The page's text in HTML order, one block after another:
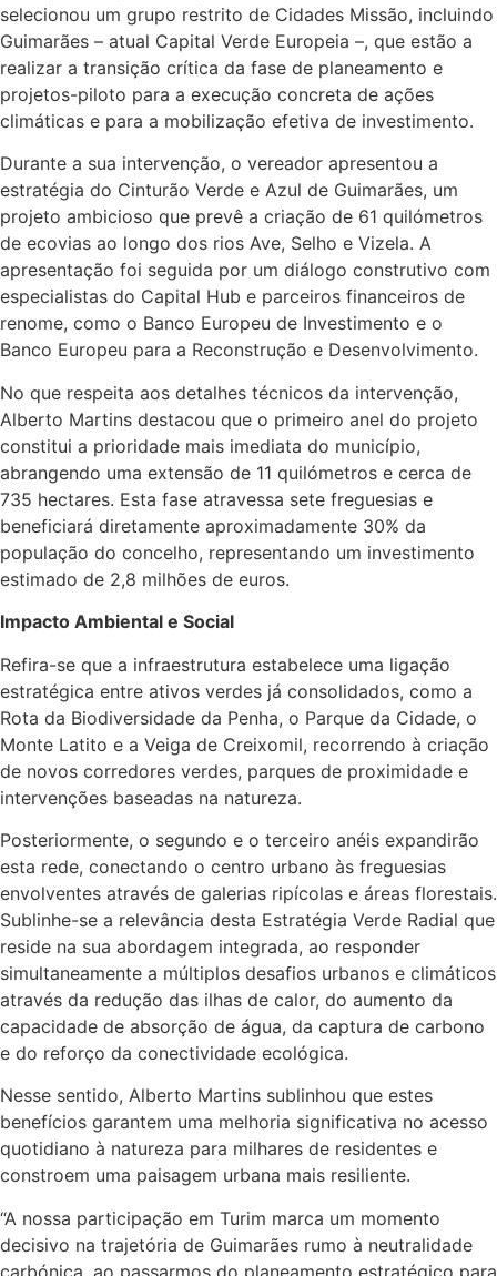
selecionou um grupo restrito de Cidades Missão, incluindo
Guimarães – atual Capital Verde Europeia –, que estão a
realizar a transição crítica da fase de planeamento e
projetos-piloto para a execução concreta de ações
climáticas e para a mobilização efetiva de investimento.
Durante a sua intervenção, o vereador apresentou a
estratégia do Cinturão Verde e Azul de Guimarães, um
projeto ambicioso que prevê a criação de 61 quilómetros
de ecovias ao longo dos rios Ave, Selho e Vizela. A
apresentação foi seguida por um diálogo construtivo com
especialistas do Capital Hub e parceiros financeiros de
renome, como o Banco Europeu de Investimento e o
Banco Europeu para a Reconstrução e Desenvolvimento.
No que respeita aos detalhes técnicos da intervenção,
Alberto Martins destacou que o primeiro anel do projeto
constitui a prioridade mais imediata do município,
abrangendo uma extensão de 11 quilómetros e cerca de
735 hectares. Esta fase atravessa sete freguesias e
beneficiará diretamente aproximadamente 30% da
população do concelho, representando um investimento
estimado de 2,8 milhões de euros.
Impacto Ambiental e Social
Refira-se que a infraestrutura estabelece uma ligação
estratégica entre ativos verdes já consolidados, como a
Rota da Biodiversidade da Penha, o Parque da Cidade, o
Monte Latito e a Veiga de Creixomil, recorrendo à criação
de novos corredores verdes, parques de proximidade e
intervenções baseadas na natureza.
Posteriormente, o segundo e o terceiro anéis expandirão
esta rede, conectando o centro urbano às freguesias
envolventes através de galerias ripícolas e áreas florestais.
Sublinhe-se a relevância desta Estratégia Verde Radial que
reside na sua abordagem integrada, ao responder
simultaneamente a múltiplos desafios urbanos e climáticos
através da redução das ilhas de calor, do aumento da
capacidade de absorção de água, da captura de carbono
e do reforço da conectividade ecológica.
Nesse sentido, Alberto Martins sublinhou que estes
benefícios garantem uma melhoria significativa no acesso
quotidiano à natureza para milhares de residentes e
constroem uma paisagem urbana mais resiliente.
“A nossa participação em Turim marca um momento
decisivo na trajetória de Guimarães rumo à neutralidade
carbónica, ao passarmos do planeamento estratégico para